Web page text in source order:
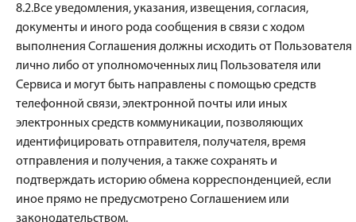
8.2.Все уведомления, указания, извещения, согласия,
документы и иного рода сообщения в связи с ходом
выполнения Соглашения должны исходить от Пользователя
лично либо от уполномоченных лиц Пользователя или
Сервиса и могут быть направлены с помощью средств
телефонной связи, электронной почты или иных
электронных средств коммуникации, позволяющих
идентифицировать отправителя, получателя, время
отправления и получения, а также сохранять и
подтверждать историю обмена корреспонденцией, если
иное прямо не предусмотрено Соглашением или
законодательством.